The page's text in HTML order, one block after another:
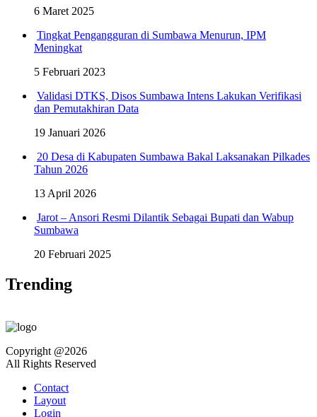
6 Maret 2025
Tingkat Pengangguran di Sumbawa Menurun, IPM
Meningkat
5 Februari 2023
Validasi DTKS, Disos Sumbawa Intens Lakukan Verifikasi
dan Pemutakhiran Data
19 Januari 2026
20 Desa di Kabupaten Sumbawa Bakal Laksanakan Pilkades
Tahun 2026
13 April 2026
Jarot – Ansori Resmi Dilantik Sebagai Bupati dan Wabup
Sumbawa
20 Februari 2025
Trending
Copyright @2026
All Rights Reserved
Contact
Layout
Login